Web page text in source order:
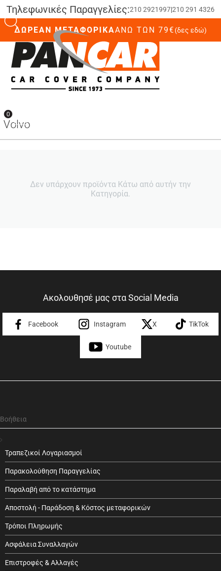
Τηλεφωνικές Παραγγελίες:210 2921997|210 291 4326
ΔΩΡΕΑΝ ΜΕΤΑΦΟΡΙΚΑΆΝΩ ΤΩΝ 79€(δες εδώ)
0
Volvo
Δεν υπάρχουν προϊόντα Κάτω από αυτήν την
Κατηγορία.
Ακολουθησέ μας στα Social Media
Facebook Instagram X TikTok
Youtube
Βοήθεια
Τραπεζικοί Λογαριασμοί
Παρακολούθηση Παραγγελίας
Παραλαβή από το κατάστημα
Αποστολή - Παράδοση & Κόστος μεταφορικών
Τρόποι Πληρωμής
Ασφάλεια Συναλλαγών
Επιστροφές & Αλλαγές